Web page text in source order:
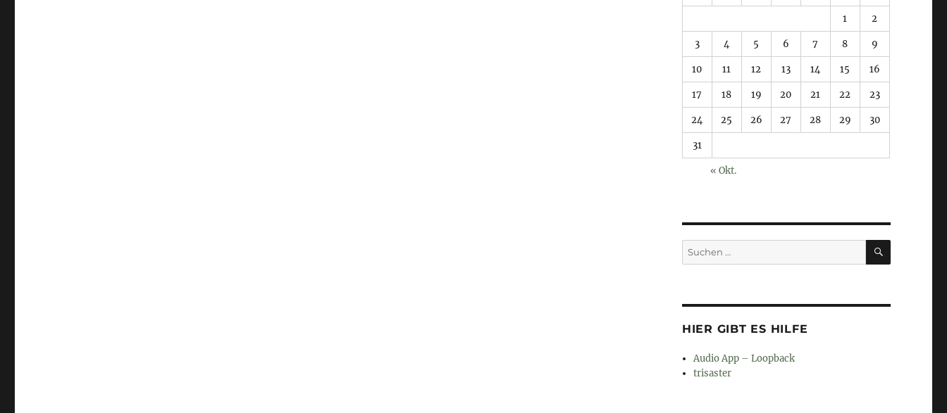
1 2
3 4 5 6 7 8 9
10 11 12 13 14 15 16
17 18 19 20 21 22 23
24 25 26 27 28 29 30
31
« Okt.
Suchen
nach:
SUCHEN
HIER GIBT ES HILFE
Audio App – Loopback
trisaster